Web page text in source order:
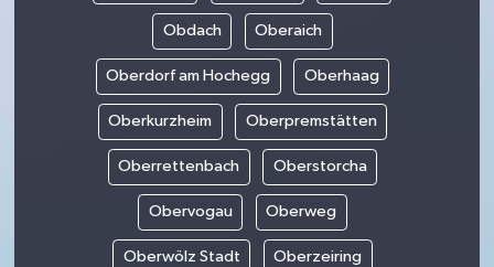
Obdach Oberaich
Oberdorf am Hochegg Oberhaag
Oberkurzheim Oberpremstätten
Oberrettenbach Oberstorcha
Obervogau Oberweg
Oberwölz Stadt Oberzeiring